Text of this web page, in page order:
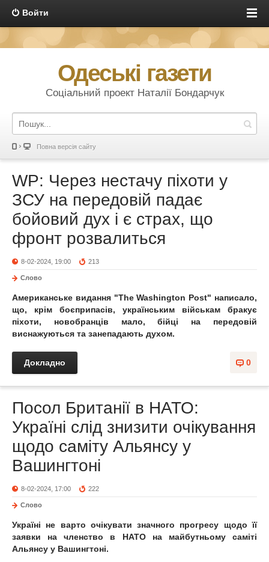
Войти
Одеські газети
Соціальний проект Наталії Бондарчук
Повна версія сайту
WP: Через нестачу піхоти у
ЗСУ на передовій падає
бойовий дух і є страх, що
фронт розвалиться
8-02-2024, 19:00 213
Слово
Американське видання "The Washington Post" написало,
що, крім боєприпасів, українським військам бракує
піхоти, новобранців мало, бійці на передовій
виснажуються та занепадають духом.
0
Докладно
Посол Британії в НАТО:
Україні слід знизити очікування
щодо саміту Альянсу у
Вашингтоні
8-02-2024, 17:00 222
Слово
Україні не варто очікувати значного прогресу щодо її
заявки на членство в НАТО на майбутньому саміті
Альянсу у Вашингтоні.